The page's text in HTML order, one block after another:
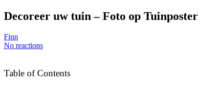
Decoreer uw tuin – Foto op Tuinposter
Finn
No reactions
Table of Contents